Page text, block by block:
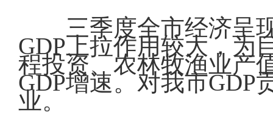
三季度全市经济呈
GDP上拉作用较大，为
程投资、农林牧渔业产
GDP增速。对我市GDP
业。